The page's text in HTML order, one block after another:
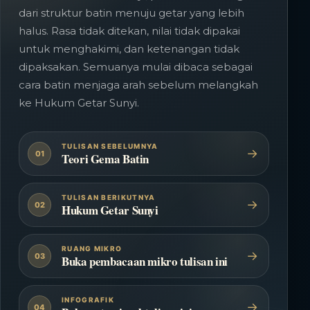
dari struktur batin menuju getar yang lebih
halus. Rasa tidak ditekan, nilai tidak dipakai
untuk menghakimi, dan ketenangan tidak
dipaksakan. Semuanya mulai dibaca sebagai
cara batin menjaga arah sebelum melangkah
ke Hukum Getar Sunyi.
01
TULISAN SEBELUMNYA
Teori Gema Batin →
02
TULISAN BERIKUTNYA
Hukum Getar Sunyi →
03
RUANG MIKRO
Buka pembacaan mikro tulisan ini →
04
INFOGRAFIK